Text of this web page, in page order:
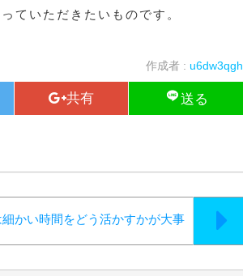
ていただきたいものです。
作成者 : u6dw3qgh
かい時間をどう活かすかが大事